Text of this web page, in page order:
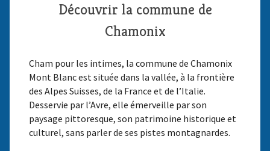
Découvrir la commune de
Chamonix
Cham pour les intimes, la commune de Chamonix
Mont Blanc est située dans la vallée, à la frontière
des Alpes Suisses, de la France et de l’Italie.
Desservie par l’Avre, elle émerveille par son
paysage pittoresque, son patrimoine historique et
culturel, sans parler de ses pistes montagnardes.